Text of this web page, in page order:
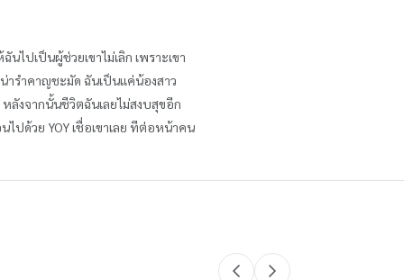
นไปเป็นผู้ช่วยเขาไม่เลิก เพราะเขา
ารำคาญชะมัด ฉันเป็นแค่น้องสาว
ลังจากนั้นชีวิตฉันเลยไม่สงบสุขอีก
ด้วย YOY เชื่อเขาเลย ทีต่อหน้าคน